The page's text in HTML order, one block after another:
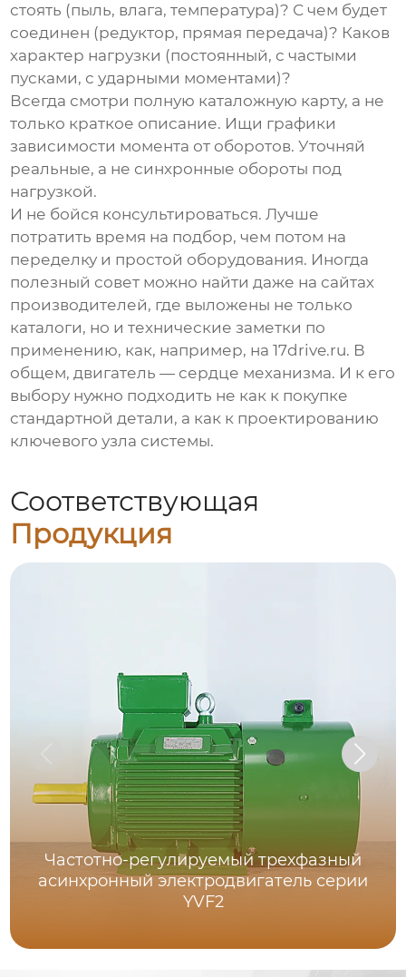
стоять (пыль, влага, температура)? С чем будет
соединен (редуктор, прямая передача)? Каков
характер нагрузки (постоянный, с частыми
пусками, с ударными моментами)?
Всегда смотри полную каталожную карту, а не
только краткое описание. Ищи графики
зависимости момента от оборотов. Уточняй
реальные, а не синхронные обороты под
нагрузкой.
И не бойся консультироваться. Лучше
потратить время на подбор, чем потом на
переделку и простой оборудования. Иногда
полезный совет можно найти даже на сайтах
производителей, где выложены не только
каталоги, но и технические заметки по
применению, как, например, на17drive.ru. В
общем, двигатель — сердце механизма. И к его
выбору нужно подходить не как к покупке
стандартной детали, а как к проектированию
ключевого узла системы.
Соответствующая
Продукция
Частотно-регулируемый трехфазный
асинхронный электродвигатель серии
YVF2